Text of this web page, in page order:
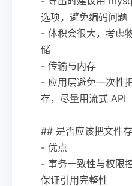
选项，避免编码问题
- 体积会很大，考虑
储
- 传输与内存
- 应用层避免一次性
存，尽量用流式 API
## 是否应该把文件
- 优点
- 事务一致性与权限
保证引用完整性